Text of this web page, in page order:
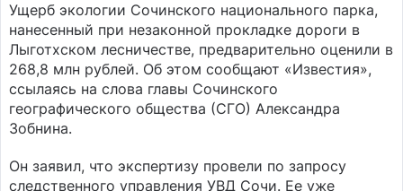
Ущерб экологии Сочинского национального парка,
нанесенный при незаконной прокладке дороги в
Лыготхском лесничестве, предварительно оценили в
268,8 млн рублей. Об этом сообщают «Известия»,
ссылаясь на слова главы Сочинского
географического общества (СГО) Александра
Зобнина.
Он заявил, что экспертизу провели по запросу
следственного управления УВД Сочи. Ее уже